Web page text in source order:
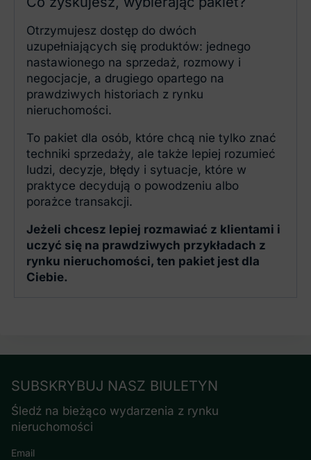
Otrzymujesz dostęp do dwóch
uzupełniających się produktów: jednego
nastawionego na sprzedaż, rozmowy i
negocjacje, a drugiego opartego na
prawdziwych historiach z rynku
nieruchomości.
To pakiet dla osób, które chcą nie tylko znać
techniki sprzedaży, ale także lepiej rozumieć
ludzi, decyzje, błędy i sytuacje, które w
praktyce decydują o powodzeniu albo
porażce transakcji.
Jeżeli chcesz lepiej rozmawiać z klientami i
uczyć się na prawdziwych przykładach z
rynku nieruchomości, ten pakiet jest dla
Ciebie.
SUBSKRYBUJ NASZ BIULETYN
Śledź na bieżąco wydarzenia z rynku
nieruchomości
Email